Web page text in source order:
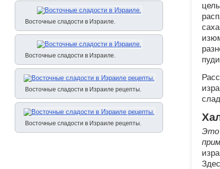
Восточные сладости в Израиле.
Восточные сладости в Израиле.
Восточные сладости в Израиле рецепты.
Восточные сладости в Израиле рецепты.
Это